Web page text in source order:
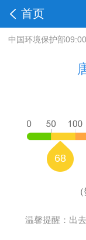
首页
中国环境保护部
68
温馨提醒：出